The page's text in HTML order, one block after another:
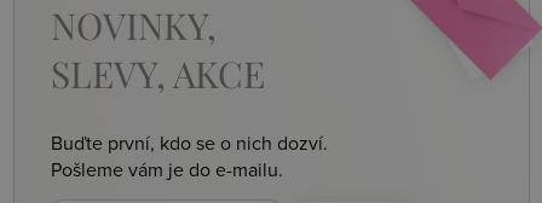
NOVINKY,
SLEVY, AKCE
Buďte první, kdo se o nich dozví.
Pošleme vám je do e-mailu.